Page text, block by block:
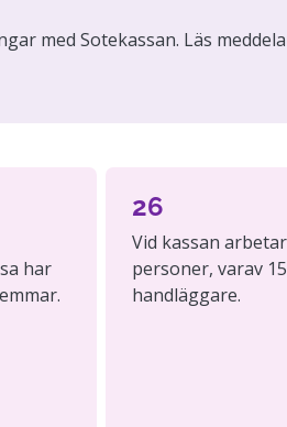
med Sotekassan. Läs
har
26
Vid kassan
personer, varav
handläggare.